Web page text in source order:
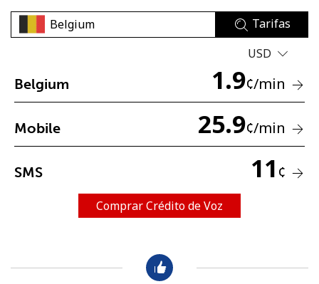
No se ha creado una contraseña
Mínimo 8 caracteres
Un número
Un caracter especial
Mantente en contacto para recibir nuestras mejores
ofertas.
Tarifas
USD
Belgium 1.9¢/min
Mobile 25.9¢/min
SMS 11 ¢
Comprar Crédito de Voz